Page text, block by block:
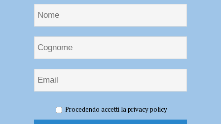
con gravi violazioni in materia di sicurezza”, tre imprenditori denunciati
e sanzioni per oltre 25 mila euro
Procedendo accetti la privacy policy